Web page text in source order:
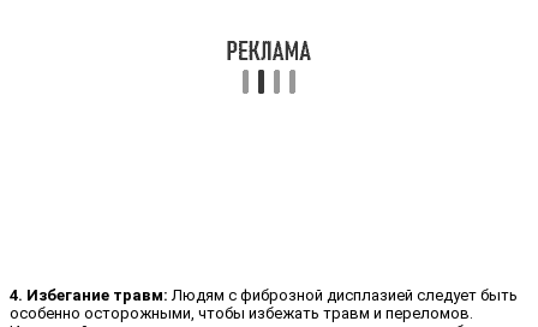
4. Избегание травм: Людям с фиброзной дисплазией следует быть
особенно осторожными, чтобы избежать травм и переломов.